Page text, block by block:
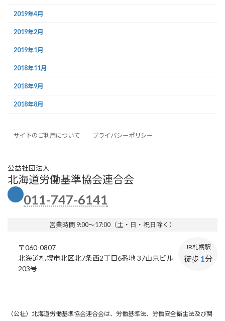
2019年4月
2019年2月
2019年1月
2018年11月
2018年9月
2018年8月
サイトのご利用について プライバシーポリシー
公益社団法人
北海道労働基準協会連合会
011-747-6141
営業時間 9:00～17:00（土・日・祝日除く）
〒060-0807
北海道札幌市北区北7条西2丁目6番地 37山京ビル
203号
JR札幌駅
徒歩 1分
（公社）北海道労働基準協会連合会は、労働基準法、労働安全衛生法及び関